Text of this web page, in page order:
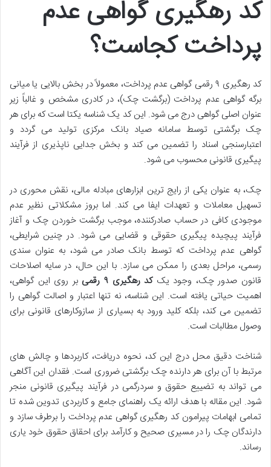
کد رهگیری گواهی عدم
پرداخت کجاست؟
کد رهگیری ۹ رقمی گواهی عدم پرداخت، معمولاً در بخش بالایی یا میانی
برگه گواهی عدم پرداخت (برگشت چک)، در کادری مشخص و غالباً زیر
عنوان اصلی گواهی درج می شود. این کد یک شناسه یکتا است که برای هر
چک برگشتی توسط سامانه صیاد بانک مرکزی تولید می گردد و
اعتبارسنجی اسناد را تضمین می کند و بخش جدایی ناپذیری از فرآیند
پیگیری قانونی محسوب می شود.
چک، به عنوان یکی از رایج ترین ابزارهای مبادله مالی، نقش محوری در
تسهیل معاملات و تعهدات ایفا می کند. اما بروز مشکلاتی نظیر عدم
موجودی کافی در حساب صادرکننده، موجب برگشت خوردن چک و آغاز
فرآیند پیچیده پیگیری حقوقی و قضایی می شود. در چنین شرایطی،
گواهی عدم پرداخت که توسط بانک صادر می شود، به عنوان سندی
رسمی، مراحل بعدی را ممکن می سازد. با این حال، در سایه اصلاحات
قانون صدور چک، وجود یککد رهگیری ۹ رقمی
بر روی این گواهی،
اهمیت حیاتی یافته است. این شناسه، نه تنها اعتبار و اصالت گواهی را
تضمین می کند، بلکه کلید ورود به بسیاری از سازوکارهای قانونی برای
وصول مطالبات است.
شناخت دقیق محل درج این کد، نحوه دریافت، کاربردها و چالش های
مرتبط با آن برای هر دارنده چک برگشتی ضروری است. فقدان این آگاهی
می تواند به تضییع حقوق و سردرگمی در فرآیند پیگیری قانونی منجر
شود. این مقاله با هدف ارائه یک راهنمای جامع و کاربردی تدوین شده تا
تمامی ابهامات پیرامون کد رهگیری گواهی عدم پرداخت را برطرف سازد و
دارندگان چک را در مسیری صحیح و کارآمد برای احقاق حقوق خود یاری
رساند.